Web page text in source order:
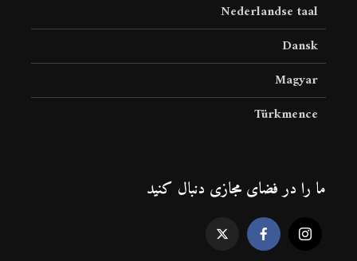
Nederlandse taal
Dansk
Magyar
Türkmence
ما را در فضای مجازی دنبال کنید